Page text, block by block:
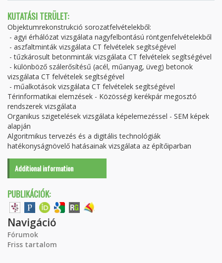
KUTATÁSI TERÜLET:
Objektumrekonstrukció sorozatfelvételekből:
- agyi érhálózat vizsgálata nagyfelbontású röntgenfelvételekből
- aszfaltminták vizsgálata CT felvételek segítségével
- tűzkárosult betonminták vizsgálata CT felvételek segítségével
- különböző szálerősítésű (acél, műanyag, üveg) betonok
vizsgálata CT felvételek segítségével
- műalkotások vizsgálata CT felvételek segítségével
Térinformatikai elemzések - Közösségi kerékpár megosztó
rendszerek vizsgálata
Organikus szigetelések vizsgálata képelemezéssel - SEM képek
alapján
Algoritmikus tervezés és a digitális technológiák
hatékonyságnövelő hatásainak vizsgálata az építőiparban
Additional information
PUBLIKÁCIÓK:
Navigáció
Fórumok
Friss tartalom